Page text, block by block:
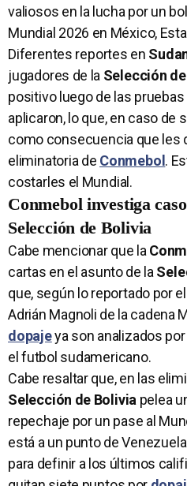
valiosos en la lucha por un
Mundial 2026 en México,
Diferentes reportes en
jugadores de la Selección
positivo luego de las pruebas
aplicaron, lo que, en caso de
como consecuencia que les
eliminatoria de Conmebol .
costarles el Mundial.
Conmebol investiga
Selección de Bolivia
Cabe mencionar que la
cartas en el asunto de la
que, según lo reportado por
Adrián Magnoli de la cadena
dopajeya son analizados
el futbol sudamericano.
Cabe resaltar que, en las
Selección de Bolivia pelea
repechaje por un pase al
está a un punto de
para definir a los últimos